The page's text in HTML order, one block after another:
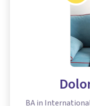
BA in